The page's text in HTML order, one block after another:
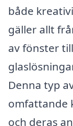
både
gäller allt
av fönster
Denna typ
omfattande
och deras